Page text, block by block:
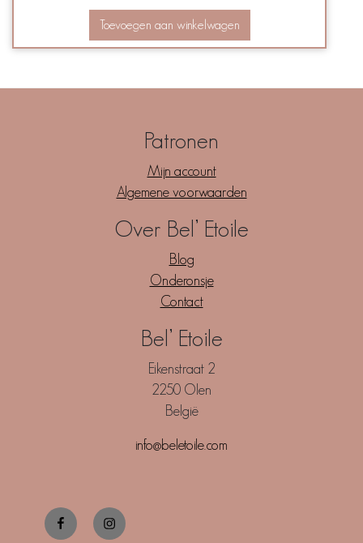
Toevoegen aan winkelwagen
Patronen
Mijn account
Algemene voorwaarden
Over Bel’ Etoile
Blog
Onderonsje
Contact
Bel’ Etoile
Eikenstraat 2
2250 Olen
België
info@beletoile.com
Facebook Instagram